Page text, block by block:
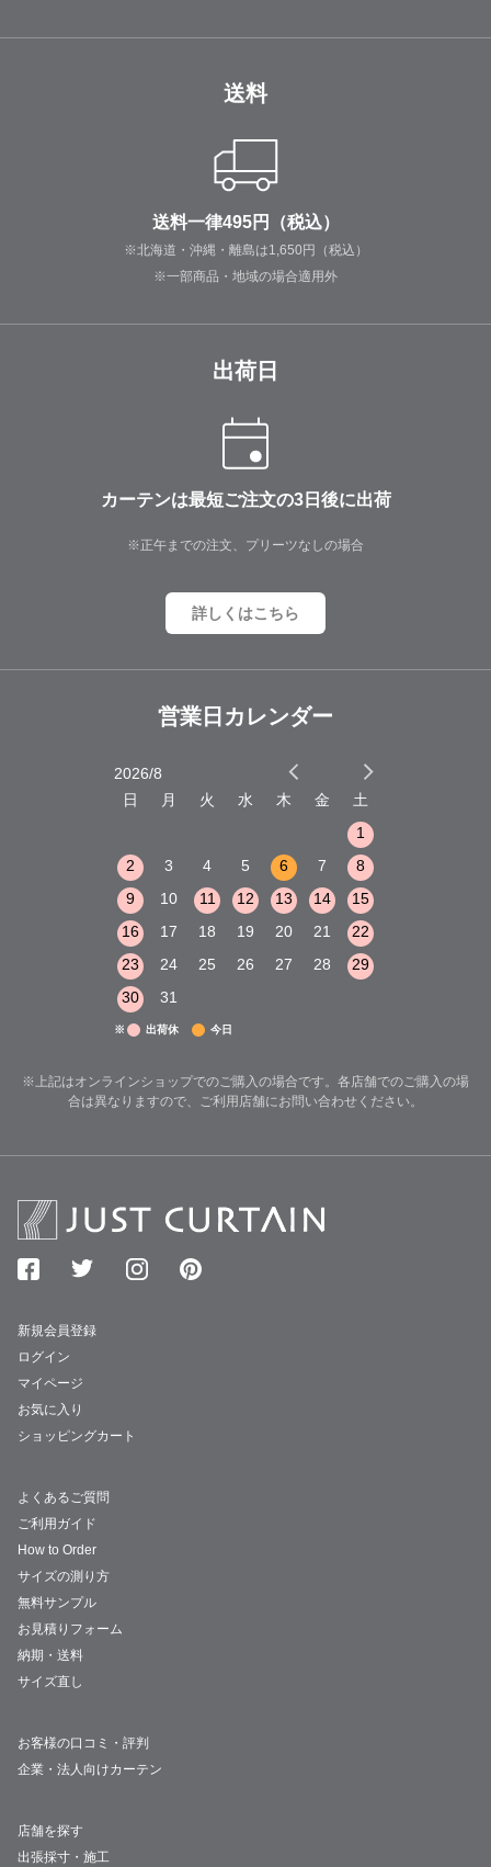
送料
送料一律495円（税込）
※北海道・沖縄・離島は1,650円（税込）
※一部商品・地域の場合適用外
出荷日
カーテンは最短ご注文の3日後に出荷
※正午までの注文、プリーツなしの場合
詳しくはこちら
営業日カレンダー
2026/8
日
月 火 水 木 金
土
1
2
3 4 5 6 7
8
9
10 11 12 13 14
15
16
17 18 19 20 21
22
23
24 25 26 27 28
29
30
31
※ 出荷休 今日
※上記はオンラインショップでのご購入の場合です。各店舗でのご購入の場
合は異なりますので、ご利用店舗にお問い合わせください。
新規会員登録
ログイン
マイページ
お気に入り
ショッピングカート
よくあるご質問
ご利用ガイド
How to Order
サイズの測り方
無料サンプル
お見積りフォーム
納期・送料
サイズ直し
お客様の口コミ・評判
企業・法人向けカーテン
店舗を探す
出張採寸・施工